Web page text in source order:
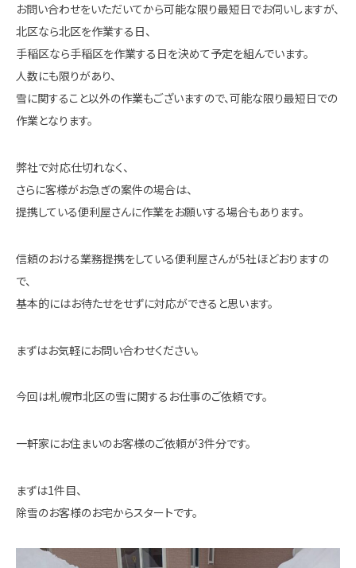
お問い合わせをいただいてから可能な限り最短日でお伺いしますが、
北区なら北区を作業する日、
手稲区なら手稲区を作業する日を決めて予定を組んでいます。
人数にも限りがあり、
雪に関すること以外の作業もございますので、可能な限り最短日での
作業となります。
弊社で対応仕切れなく、
さらに客様がお急ぎの案件の場合は、
提携している便利屋さんに作業をお願いする場合もあります。
信頼のおける業務提携をしている便利屋さんが5社ほどおりますの
で、
基本的にはお待たせをせずに対応ができると思います。
まずはお気軽にお問い合わせください。
今回は札幌市北区の雪に関するお仕事のご依頼です。
一軒家にお住まいのお客様のご依頼が3件分です。
まずは1件目、
除雪のお客様のお宅からスタートです。